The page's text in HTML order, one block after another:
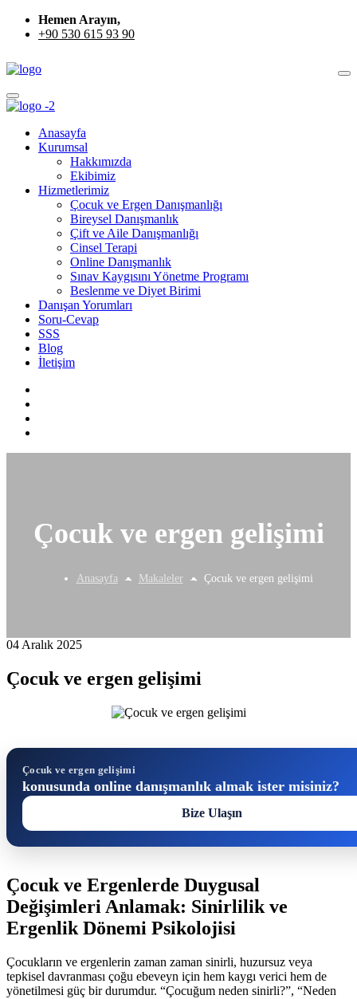
Hemen Arayın,
+90 530 615 93 90
Anasayfa
Kurumsal
Hakkımızda
Ekibimiz
Hizmetlerimiz
Çocuk ve Ergen Danışmanlığı
Bireysel Danışmanlık
Çift ve Aile Danışmanlığı
Cinsel Terapi
Online Danışmanlık
Sınav Kaygısını Yönetme Programı
Beslenme ve Diyet Birimi
Danışan Yorumları
Soru-Cevap
SSS
Blog
İletişim
Çocuk ve ergen gelişimi
Anasayfa Makaleler Çocuk ve ergen gelişimi
04 Aralık 2025
Çocuk ve ergen gelişimi
Çocuk ve ergen gelişimi
konusunda online danışmanlık almak ister misiniz?
Bize Ulaşın
Çocuk ve Ergenlerde Duygusal
Değişimleri Anlamak: Sinirlilik ve
Ergenlik Dönemi Psikolojisi
Çocukların ve ergenlerin zaman zaman sinirli, huzursuz veya
tepkisel davranması çoğu ebeveyn için hem kaygı verici hem de
yönetilmesi güç bir durumdur. “Çocuğum neden sinirli?”, “Neden